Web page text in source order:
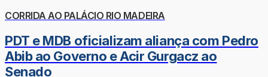
CORRIDA AO PALÁCIO RIO MADEIRA
PDT e MDB oficializam aliança com Pedro
Abib ao Governo e Acir Gurgacz ao
Senado